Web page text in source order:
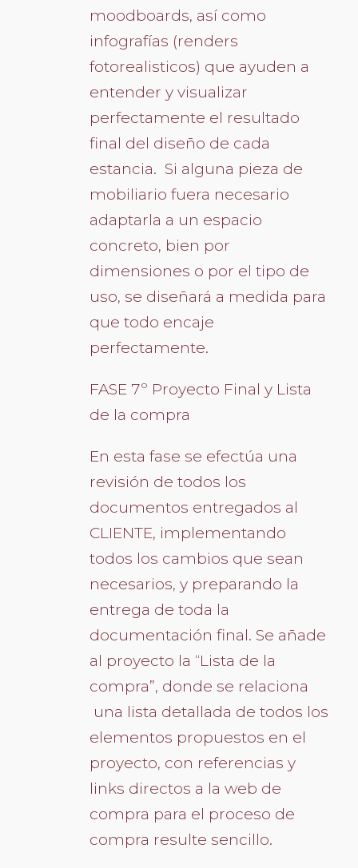
moodboards, así como
infografías (renders
fotorealisticos) que ayuden a
entender y visualizar
perfectamente el resultado
final del diseño de cada
estancia. Si alguna pieza de
mobiliario fuera necesario
adaptarla a un espacio
concreto, bien por
dimensiones o por el tipo de
uso, se diseñará a medida para
que todo encaje
perfectamente.
FASE 7º Proyecto Final y Lista
de la compra
En esta fase se efectúa una
revisión de todos los
documentos entregados al
CLIENTE, implementando
todos los cambios que sean
necesarios, y preparando la
entrega de toda la
documentación final. Se añade
al proyecto la “Lista de la
compra”, donde se relaciona
una lista detallada de todos los
elementos propuestos en el
proyecto, con referencias y
links directos a la web de
compra para el proceso de
compra resulte sencillo.